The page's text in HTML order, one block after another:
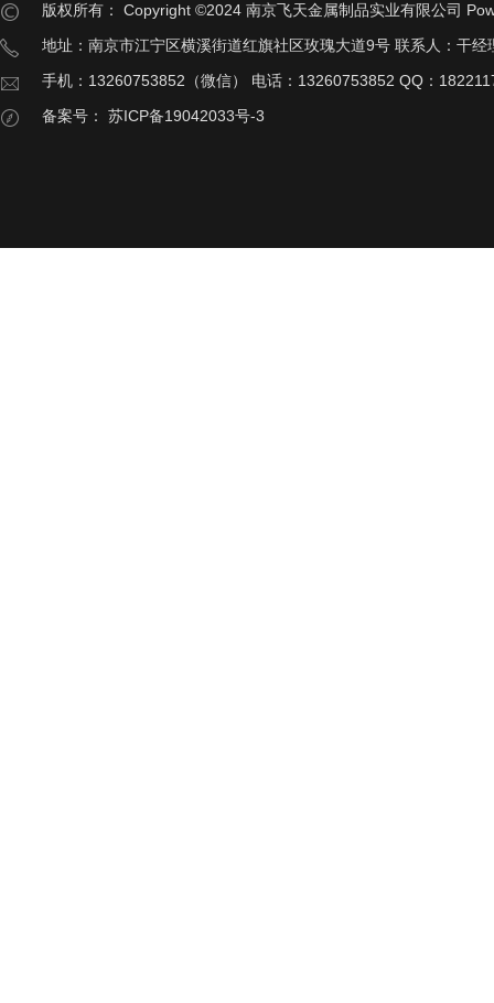
版权所有： Copyright ©2024 南京飞天金属制品实业有限公司
地址：南京市江宁区横溪街道红旗社区玫瑰大道9号 联系人：干经
手机：13260753852（微信） 电话：13260753852 QQ：
备案号：
苏ICP备19042033号-3